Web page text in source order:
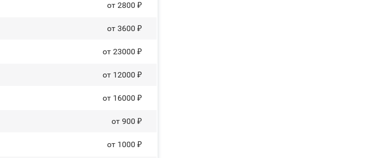
от 2800 ₽
от 3600 ₽
от 23000 ₽
от 12000 ₽
от 16000 ₽
от 900 ₽
от 1000 ₽